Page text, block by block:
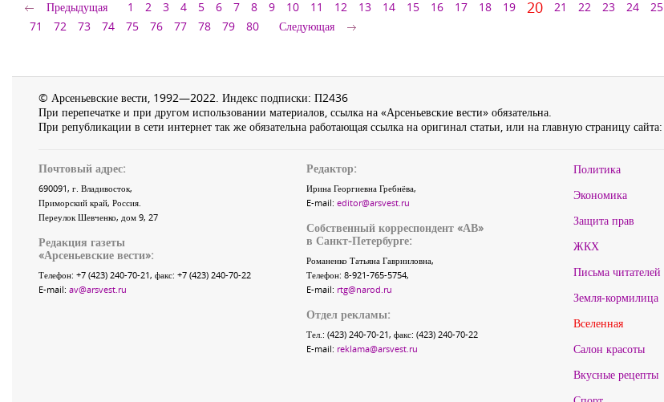
Предыдущая 1 2 3 4 5 6 7 8 9 10 11 12 13 14 15 16 17 18 19 20 21 22 23 24 25
71
72 73 74 75 76 77 78 79 80 Следующая
© Арсеньевские вести, 1992—2022. Индекс подписки: П2436
При перепечатке и при другом использовании материалов, ссылка на «Арсеньевские вести» обязательна.
При републикации в сети интернет так же обязательна работающая ссылка на оригинал статьи, или на главную страницу сайта:
Почтовый адрес:
690091, г. Владивосток,
Приморский край, Россия.
Переулок Шевченко, дом 9, 27
Редакция газеты
«Арсеньевские вести»:
Телефон: +7 (423) 240-70-21, факс: +7 (423) 240-70-22
E-mail: av@arsvest.ru
Редактор:
Ирина Георгиевна Гребнёва,
E-mail: editor@arsvest.ru
Собственный корреспондент «АВ»
в Санкт-Петербурге:
Романенко Татьяна Гаврииловна,
Телефон: 8-921-765-5754,
E-mail: rtg@narod.ru
Отдел рекламы:
Тел.: (423) 240-70-21, факс: (423) 240-70-22
E-mail: reklama@arsvest.ru
Политика
Экономика
Защита прав
ЖКХ
Письма читателей
Земля-кормилица
Вселенная
Салон красоты
Вкусные рецепты